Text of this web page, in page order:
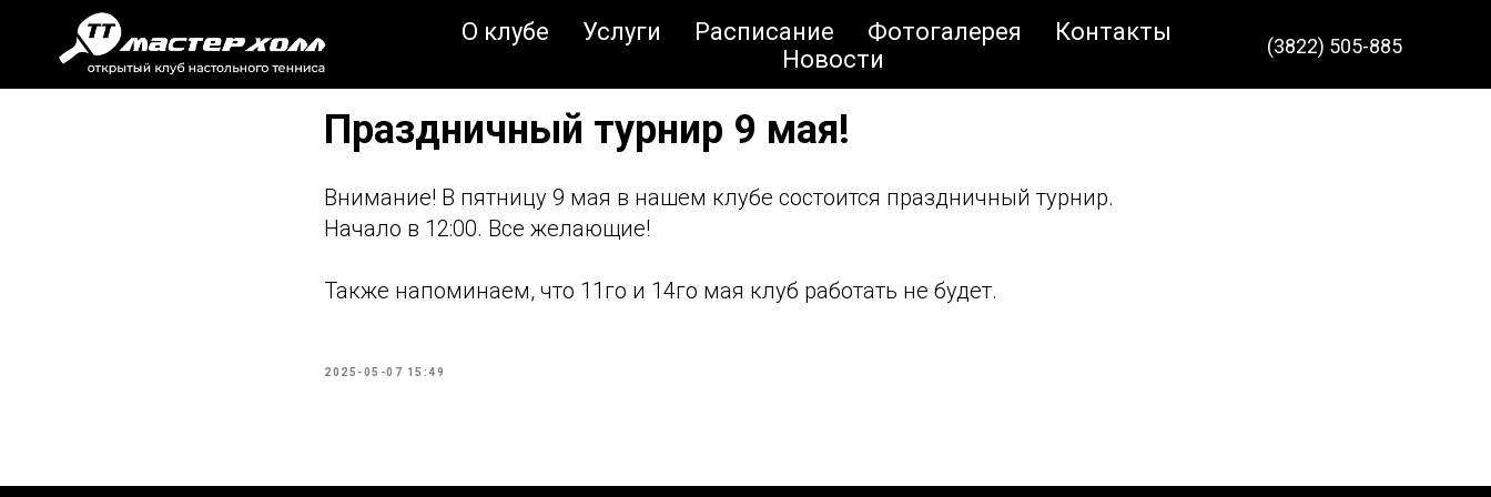
О клубе Услуги Расписание Фотогалерея
Контакты
Новости
(3822) 505-885
Праздничный турнир 9 мая!
Внимание! В пятницу 9 мая в нашем клубе состоится праздничный турнир.
Начало в 12:00. Все желающие!
Также напоминаем, что 11го и 14го мая клуб работать не будет.
2025-05-07 15:49